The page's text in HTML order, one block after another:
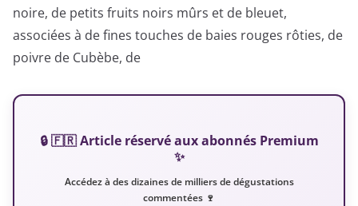
noire, de petits fruits noirs mûrs et de bleuet,
associées à de fines touches de baies rouges rôties, de
poivre de Cubèbe, de
🔒 🇫🇷 Article réservé aux abonnés Premium
✨
Accédez à des dizaines de milliers de dégustations
commentées 🍷